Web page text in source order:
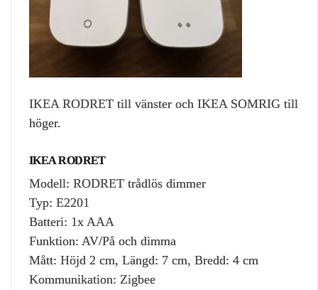
IKEA RODRET till vänster och IKEA SOMRIG till
höger.
IKEA RODRET
Modell: RODRET trådlös dimmer
Typ: E2201
Batteri: 1x AAA
Funktion: AV/På och dimma
Mått: Höjd 2 cm, Längd: 7 cm, Bredd: 4 cm
Kommunikation: Zigbee